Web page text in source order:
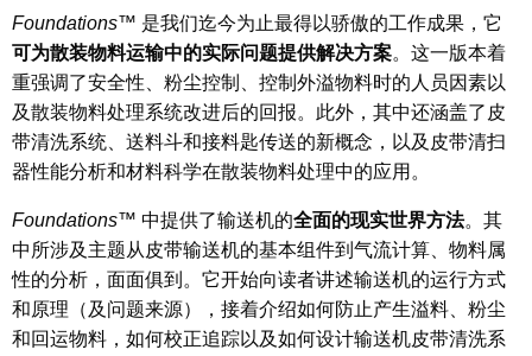
Foundations™ 是我们迄今为止最得以骄傲的工作成果，它
可为散装物料运输中的实际问题提供解决方案。这一版本着
重强调了安全性、粉尘控制、控制外溢物料时的人员因素以
及散装物料处理系统改进后的回报。此外，其中还涵盖了皮
带清洗系统、送料斗和接料匙传送的新概念，以及皮带清扫
器性能分析和材料科学在散装物料处理中的应用。
Foundations™ 中提供了输送机的全面的现实世界方法。其
中所涉及主题从皮带输送机的基本组件到气流计算、物料属
性的分析，面面俱到。它开始向读者讲述输送机的运行方式
和原理（及问题来源），接着介绍如何防止产生溢料、粉尘
和回运物料，如何校正追踪以及如何设计输送机皮带清洗系